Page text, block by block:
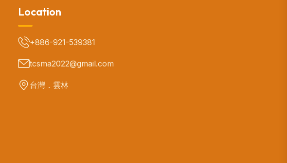
Location
+886-921-539381
tcsma2022@gmail.com
台灣．雲林